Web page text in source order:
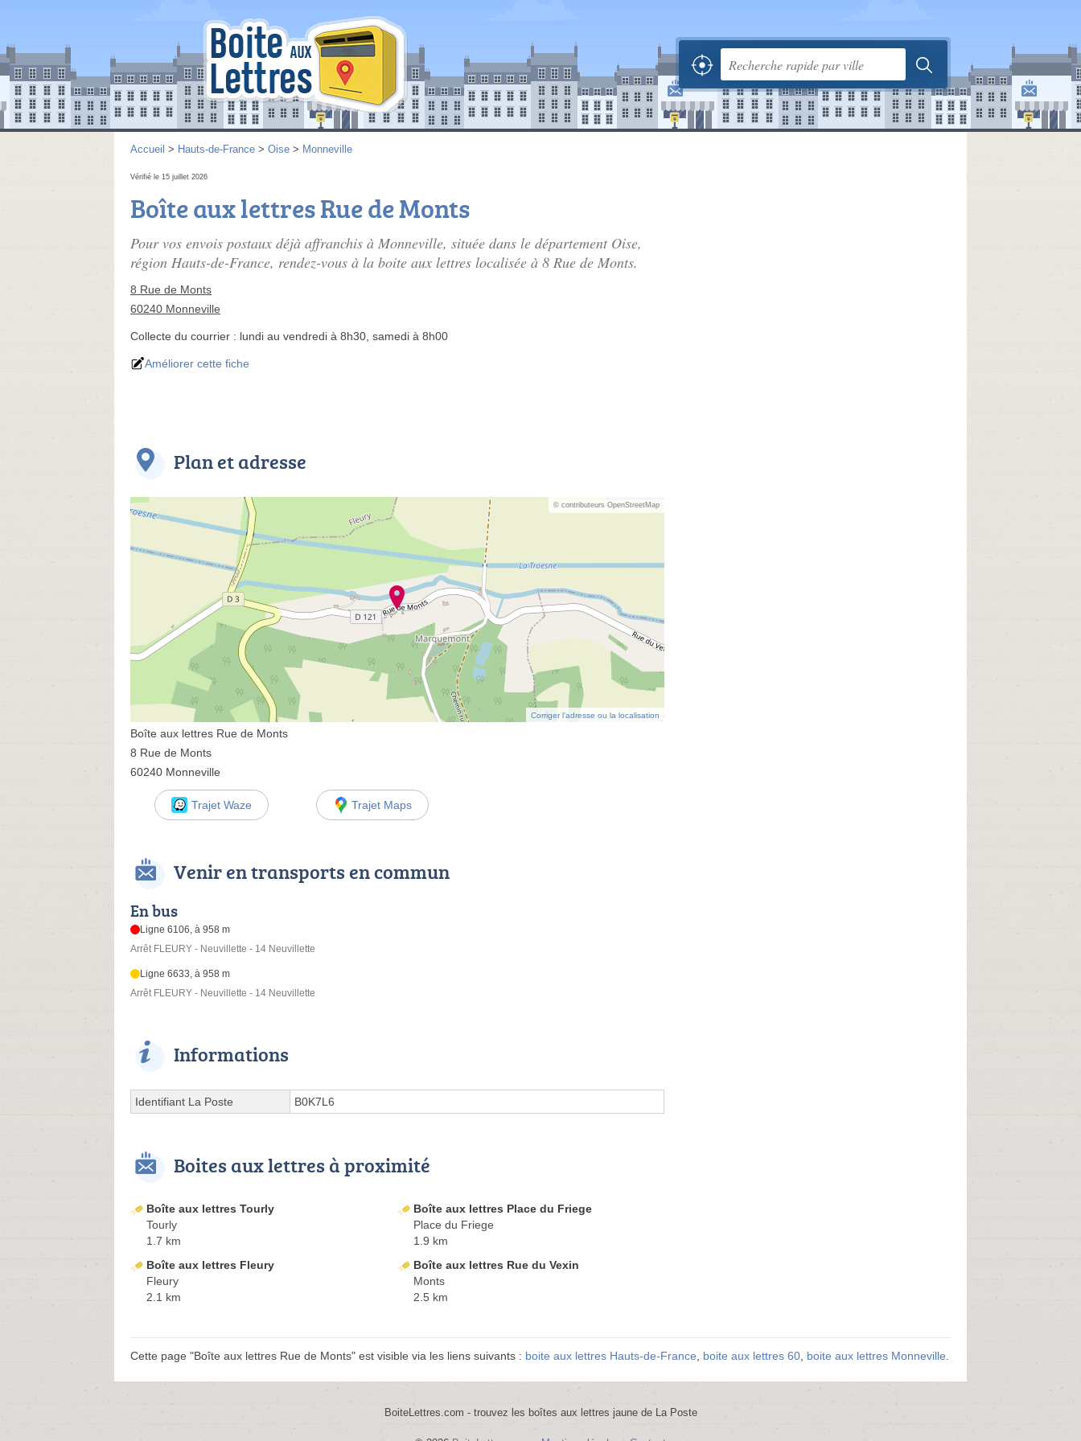
Accueil > Hauts-de-France > Oise > Monneville
Vérifié le 15 juillet 2026
Boîte aux lettres Rue de Monts
Pour vos envois postaux déjà affranchis à Monneville, située dans le département Oise,
région Hauts-de-France, rendez-vous à la boite aux lettres localisée à 8 Rue de Monts.
8 Rue de Monts
60240 Monneville
Collecte du courrier : lundi au vendredi à 8h30, samedi à 8h00
Améliorer cette fiche
Plan et adresse
© contributeurs OpenStreetMap
Corriger l’adresse ou la localisation
Boîte aux lettres Rue de Monts
8 Rue de Monts
60240 Monneville
Trajet Waze Trajet Maps
Venir en transports en commun
En bus
Ligne 6106, à 958 m
Arrêt FLEURY - Neuvillette - 14 Neuvillette
Ligne 6633, à 958 m
Arrêt FLEURY - Neuvillette - 14 Neuvillette
Informations
Identifiant La Poste B0K7L6
Boites aux lettres à proximité
Boîte aux lettres Tourly
Tourly
1.7 km
Boîte aux lettres Place du Friege
Place du Friege
1.9 km
Boîte aux lettres Fleury
Fleury
2.1 km
Boîte aux lettres Rue du Vexin
Monts
2.5 km
Cette page "Boîte aux lettres Rue de Monts" est visible via les liens suivants : boite aux lettres Hauts-de-France, boite aux lettres 60, boite aux lettres Monneville.
BoiteLettres.com - trouvez les boîtes aux lettres jaune de La Poste